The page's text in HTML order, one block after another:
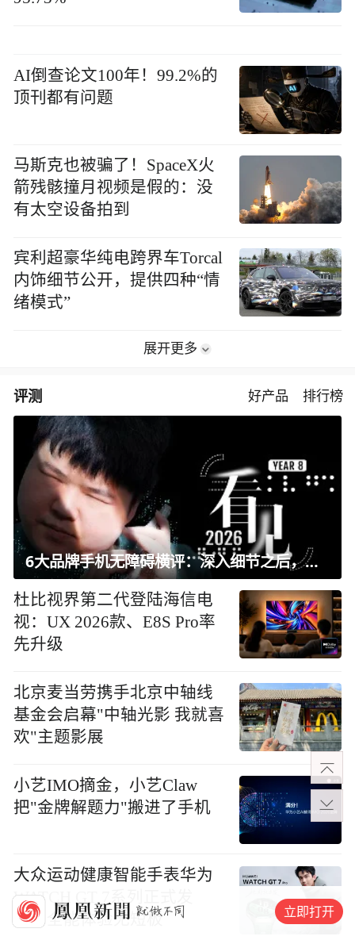
AI倒查论文100年！99.2%的
顶刊都有问题
马斯克也被骗了！SpaceX火
箭残骸撞月视频是假的：没
有太空设备拍到
宾利超豪华纯电跨界车Torcal
内饰细节公开，提供四种“情
绪模式”
展开更多
评测 好产品 排行榜
6大品牌手机无障碍横评：深入细节之后，似乎只有苹果能挺住？｜ 看见2026
杜比视界第二代登陆海信电
视：UX 2026款、E8S Pro率
先升级
北京麦当劳携手北京中轴线
基金会启幕"中轴光影 我就喜
欢"主题影展
小艺IMO摘金，小艺Claw
把"金牌解题力"搬进了手机
大众运动健康智能手表华为
WATCH GT 7系列正式发
布，全能体验无短板
立即打开